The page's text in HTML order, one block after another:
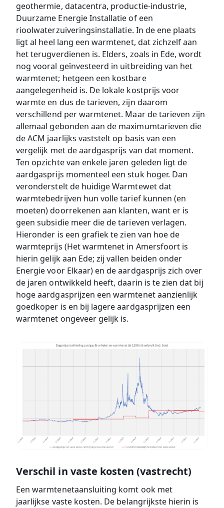
geothermie, datacentra, productie-industrie,
Duurzame Energie Installatie of een
rioolwaterzuiveringsinstallatie. In de ene plaats
ligt al heel lang een warmtenet, dat zichzelf aan
het terugverdienen is. Elders, zoals in Ede, wordt
nog vooral geïnvesteerd in uitbreiding van het
warmtenet; hetgeen een kostbare
aangelegenheid is. De lokale kostprijs voor
warmte en dus de tarieven, zijn daarom
verschillend per warmtenet. Maar de tarieven zijn
allemaal gebonden aan de maximumtarieven die
de ACM jaarlijks vaststelt op basis van een
vergelijk met de aardgasprijs van dat moment.
Ten opzichte van enkele jaren geleden ligt de
aardgasprijs momenteel een stuk hoger. Dan
veronderstelt de huidige Warmtewet dat
warmtebedrijven hun volle tarief kunnen (en
moeten) doorrekenen aan klanten, want er is
geen subsidie meer die de tarieven verlagen.
Hieronder is een grafiek te zien van hoe de
warmteprijs (Het warmtenet in Amersfoort is
hierin gelijk aan Ede; zij vallen beiden onder
Energie voor Elkaar) en de aardgasprijs zich over
de jaren ontwikkeld heeft, daarin is te zien dat bij
hoge aardgasprijzen een warmtenet aanzienlijk
goedkoper is en bij lagere aardgasprijzen een
warmtenet ongeveer gelijk is.
Verschil in vaste kosten (vastrecht)
Een warmtenetaansluiting komt ook met
jaarlijkse vaste kosten. De belangrijkste hierin is